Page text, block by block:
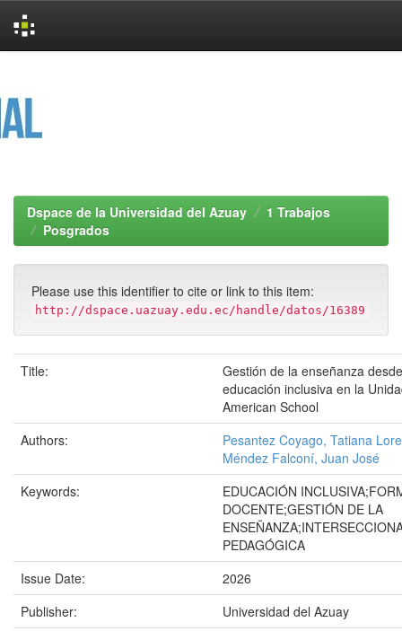
Dspace de la Universidad del Azuay
1 Trabajos
Posgrados
Please use this identifier to cite or link to this item:
http://dspace.uazuay.edu.ec/handle/datos/16389
Title:
Gestión de la enseñanza
educación inclusiva en la
American School
Authors:
Pesantez Coyago, Tatiana
Méndez Falconí, Juan José
Keywords:
EDUCACIÓN
DOCENTE;GESTIÓN DE LA
PEDAGÓGICA
Issue Date:
2026
Publisher:
Universidad del Azuay